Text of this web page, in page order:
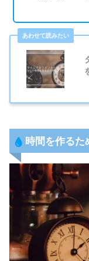
時間を作るた